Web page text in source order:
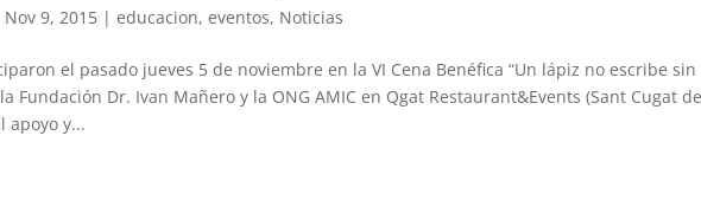
Nov 9, 2015 |educacion,eventos, Noticias
el pasado jueves 5 de noviembre en la VI Cena Benéfica “Un lápiz no escribe sin
Fundación Dr. Ivan Mañero y la ONG AMIC en Qgat Restaurant&Events (Sant Cugat
apoyo y...